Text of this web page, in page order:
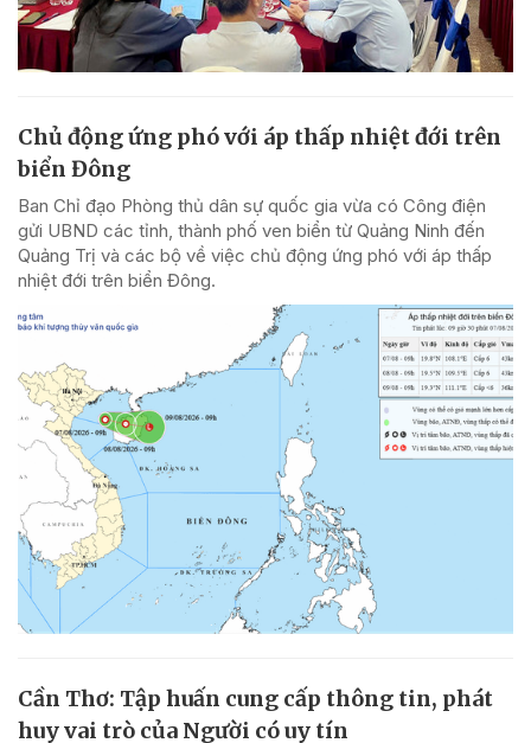
Chủ động ứng phó với áp thấp nhiệt đới trên
biển Đông
Ban Chỉ đạo Phòng thủ dân sự quốc gia vừa có Công điện
gửi UBND các tỉnh, thành phố ven biển từ Quảng Ninh đến
Quảng Trị và các bộ về việc chủ động ứng phó với áp thấp
nhiệt đới trên biển Đông.
Cần Thơ: Tập huấn cung cấp thông tin, phát
huy vai trò của Người có uy tín